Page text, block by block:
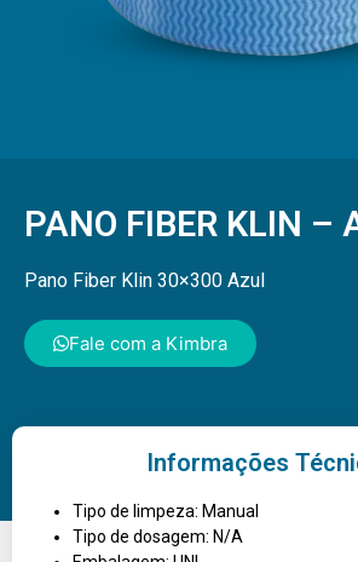
PANO FIBER KLIN –
Pano Fiber Klin 30×300 Azul
Fale com a Kimbra
Informações
Tipo de limpeza: Manual
Tipo de dosagem: N/A